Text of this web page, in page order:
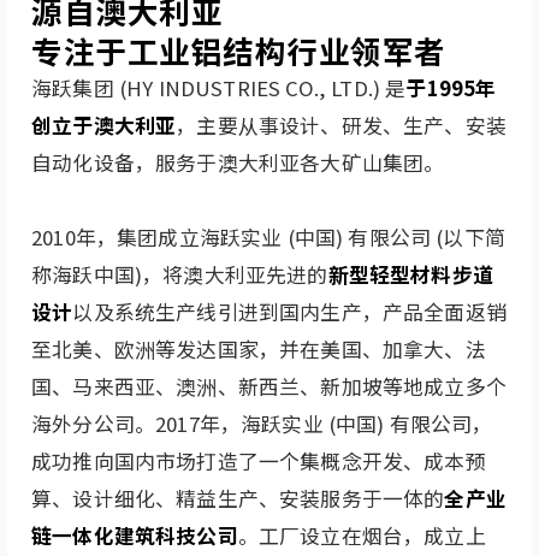
源自澳大利亚
专注于工业铝结构行业领军者
海跃集团 (HY INDUSTRIES CO., LTD.) 是于1995年
创立于澳大利亚，主要从事设计、研发、生产、安装
自动化设备，服务于澳大利亚各大矿山集团。
2010年，集团成立海跃实业 (中国) 有限公司 (以下简
称海跃中国)，将澳大利亚先进的新型轻型材料步道
设计以及系统生产线引进到国内生产，产品全面返销
至北美、欧洲等发达国家，并在美国、加拿大、法
国、马来西亚、澳洲、新西兰、新加坡等地成立多个
海外分公司。2017年，海跃实业 (中国) 有限公司，
成功推向国内市场打造了一个集概念开发、成本预
算、设计细化、精益生产、安装服务于一体的全产业
链一体化建筑科技公司。工厂设立在烟台，成立上